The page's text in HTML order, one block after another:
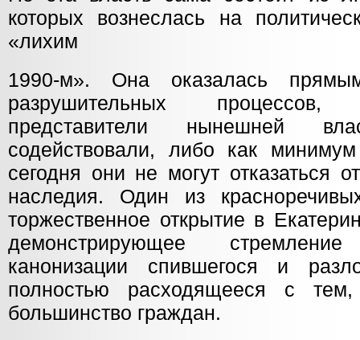
которых вознеслась на
«лихим
1990-м». Она оказалась
разрушительных
представители нынешней
содействовали, либо как
сегодня они не могут отказаться
наследия. Один из
торжественное открытие в
демонстрирующее
канонизации спившегося и
полностью расходящееся с
большинство граждан.